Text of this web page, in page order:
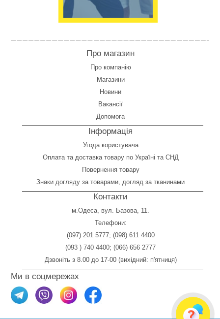
Про магазин
Про компанію
Магазини
Новини
Вакансії
Допомога
Інформація
Угода користувача
Оплата та доставка товару по Україні та СНД
Повернення товару
Знаки догляду за товарами, догляд за тканинами
Контакти
м.Одеса, вул. Базова, 11.
Телефони:
(097) 201 5777; (098) 611 4400
(093 ) 740 4400; (066) 656 2777
Дзвоніть з 8.00 до 17-00 (вихідний: п'ятниця)
Ми в соцмережах